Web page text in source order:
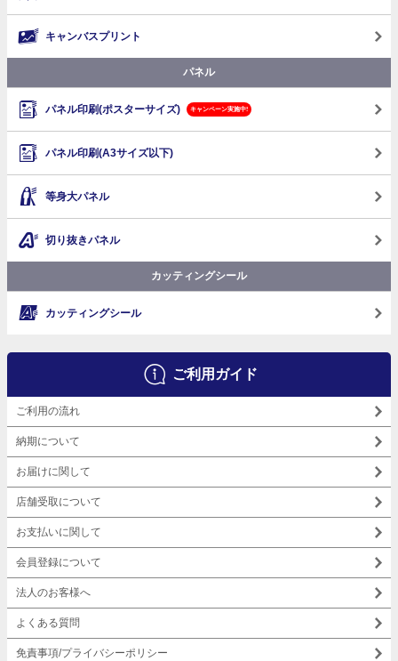
キャンバスプリント
パネル
パネル印刷(ポスターサイズ) キャンペーン実施中!
パネル印刷(A3サイズ以下)
等身大パネル
切り抜きパネル
カッティングシール
カッティングシール
ご利用ガイド
ご利用の流れ
納期について
お届けに関して
店舗受取について
お支払いに関して
会員登録について
法人のお客様へ
よくある質問
免責事項/プライバシーポリシー